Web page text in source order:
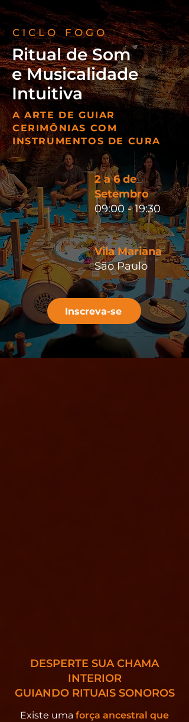
CICLO FOGO
Ritual de Som
e Musicalidade
Intuitiva
A ARTE DE GUIAR
CERIMÔNIAS COM
INSTRUMENTOS DE CURA
2 a 6 de
Setembro
09:00 - 19:30
Vila Mariana
São Paulo
Inscreva-se
DESPERTE SUA CHAMA
INTERIOR
GUIANDO RITUAIS SONOROS
Existe uma força ancestral que